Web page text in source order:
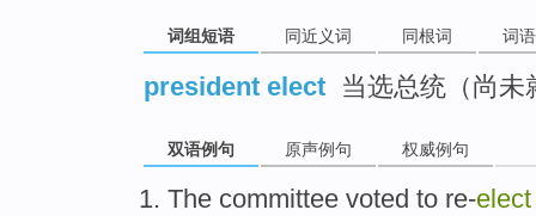
词组短语 同近义词 同根词 词
president elect 当选总统（尚未
双语例句 原声例句 权威例句
The committee voted to re-elect